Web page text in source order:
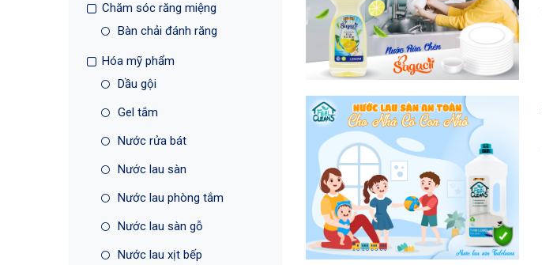
Chăm sóc răng miệng
Bàn chải đánh răng
Hóa mỹ phẩm
Dầu gội
Gel tắm
Nước rửa bát
Nước lau sàn
Nước lau phòng tắm
Nước lau sàn gỗ
Nước lau xịt bếp